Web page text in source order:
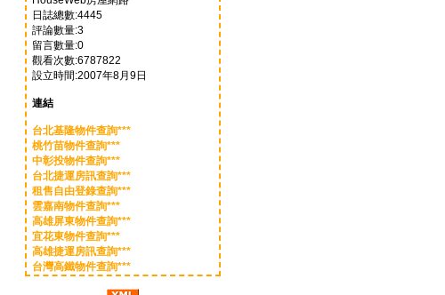
日誌總數:4445
評論數量:3
留言數量:0
觀看次數:6787822
設立時間:2007年8月9日
連結
台北基隆物件查詢***
桃竹苗物件查詢***
中彰投物件查詢***
台北捷運房訊查詢***
租售自由登錄查詢***
雲嘉南物件查詢***
高雄屏東物件查詢***
宜花東物件查詢***
高雄捷運房訊查詢***
台灣高鐵物件查詢***